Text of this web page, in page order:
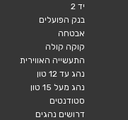
יד 2
בנק הפועלים
אבטחה
קוקה קולה
התעשייה האווירית
נהג עד 12 טון
נהג מעל 15 טון
סטודנטים
דרושים נהגים